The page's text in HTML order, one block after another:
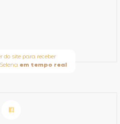
do site para receber
em tempo real